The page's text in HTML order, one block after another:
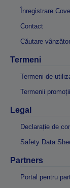
Înregistrare
Contact
Căutare vânzător
Termeni
Termeni de
Termenii
Legal
Declarație de
Safety Data
Partners
Portal pentru